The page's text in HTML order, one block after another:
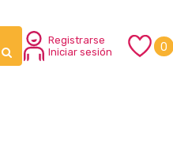
Registrarse
Iniciar sesión
0